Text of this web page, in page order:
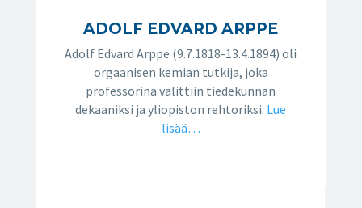
ADOLF EDVARD ARPPE
Adolf Edvard Arppe (9.7.1818-13.4.1894) oli
orgaanisen kemian tutkija, joka
professorina valittiin tiedekunnan
dekaaniksi ja yliopiston rehtoriksi. Lue
lisää…